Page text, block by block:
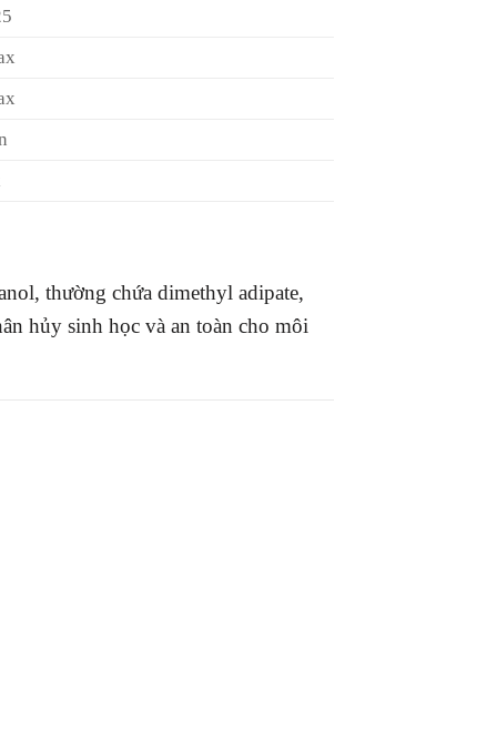
thường chứa dimethyl adipate,
hủy sinh học và an toàn cho môi